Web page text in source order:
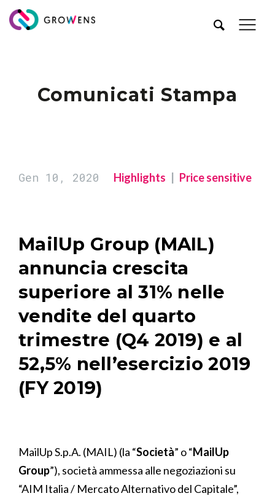
Comunicati Stampa
Gen 10, 2020 Highlights Price sensitive
MailUp Group (MAIL)
annuncia crescita
superiore al 31% nelle
vendite del quarto
trimestre (Q4 2019) e al
52,5% nell’esercizio 2019
(FY 2019)
MailUp S.p.A. (MAIL) (la “Società” o “MailUp
Group”), società ammessa alle negoziazioni su
“AIM Italia / Mercato Alternativo del Capitale”,